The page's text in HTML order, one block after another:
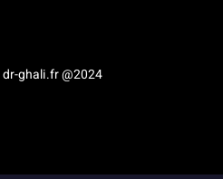
ghali.fr @2024